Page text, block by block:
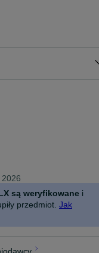
są weryfikowane i
przedmiot. Jak